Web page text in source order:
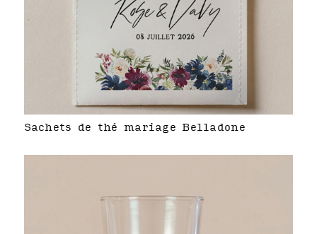
Sachets de thé mariage Belladone